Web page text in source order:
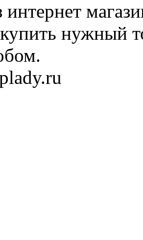
интернет
нужный